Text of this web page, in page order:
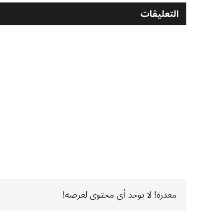
التعليقات
معذرة! لا يوجد أي محتوى لعرضه!